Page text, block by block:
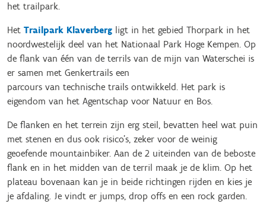
het trailpark.
Het Trailpark Klaverberg ligt in het gebied Thorpark in het
noordwestelijk deel van het Nationaal Park Hoge Kempen. Op
de flank van één van de terrils van de mijn van Waterschei is
er samen met Genkertrails een
parcours van technische trails ontwikkeld. Het park is
eigendom van het Agentschap voor Natuur en Bos.
De flanken en het terrein zijn erg steil, bevatten heel wat puin
met stenen en dus ook risico’s, zeker voor de weinig
geoefende mountainbiker. Aan de 2 uiteinden van de beboste
flank en in het midden van de terril maak je de klim. Op het
plateau bovenaan kan je in beide richtingen rijden en kies je
je afdaling. Je vindt er jumps, drop offs en een rock garden.